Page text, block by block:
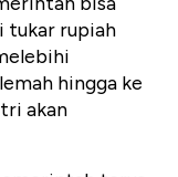
tukar rupiah
hingga ke
akan